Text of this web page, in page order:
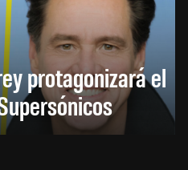
protagonizará el